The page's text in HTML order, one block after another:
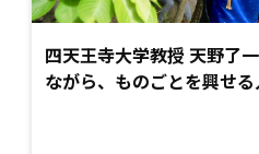
四天王寺大学教授 天野了
ながら、ものごとを興せる